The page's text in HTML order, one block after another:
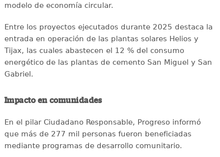
modelo de economía circular.
Entre los proyectos ejecutados durante 2025 destaca la
entrada en operación de las plantas solares Helios y
Tijax, las cuales abastecen el 12 % del consumo
energético de las plantas de cemento San Miguel y San
Gabriel.
Impacto en comunidades
En el pilar Ciudadano Responsable, Progreso informó
que más de 277 mil personas fueron beneficiadas
mediante programas de desarrollo comunitario.